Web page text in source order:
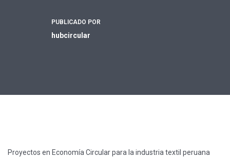
PUBLICADO POR
hubcircular
Proyectos en Economía Circular para la industria textil peruana